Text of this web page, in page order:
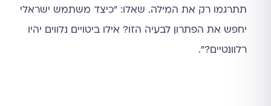
תתרגמו רק את המילה. שאלו: "כיצד משתמש ישראלי
יחפש את הפתרון לבעיה הזו? אילו ביטויים נלווים יהיו
רלוונטיים?".